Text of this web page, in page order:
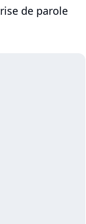
de parole